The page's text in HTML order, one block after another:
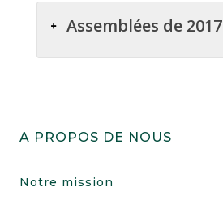
Assemblées de 2017
A PROPOS DE NOUS
Notre mission